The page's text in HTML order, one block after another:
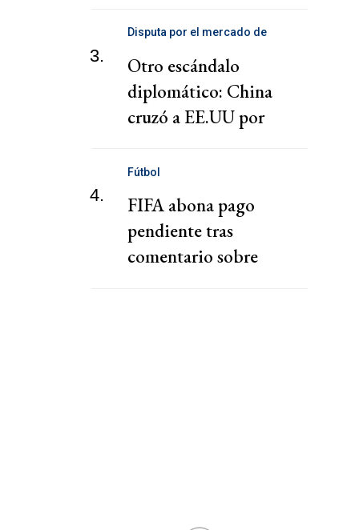
3.
Disputa por el mercado de
Otro escándalo
diplomático: China
cruzó a EE.UU por
cooperativa Argentina
4.
Fútbol
FIFA abona pago
pendiente tras
comentario sobre